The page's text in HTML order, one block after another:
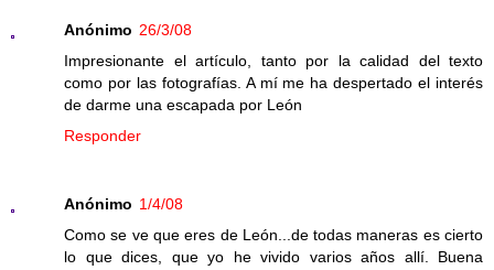
Anónimo 26/3/08
Impresionante el artículo, tanto por la calidad del texto
como por las fotografías. A mí me ha despertado el interés
de darme una escapada por León
Responder
Anónimo 1/4/08
Como se ve que eres de León...de todas maneras es cierto
lo que dices, que yo he vivido varios años allí. Buena